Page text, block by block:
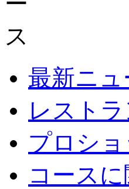
最新ニ
レスト
プロシ
コース